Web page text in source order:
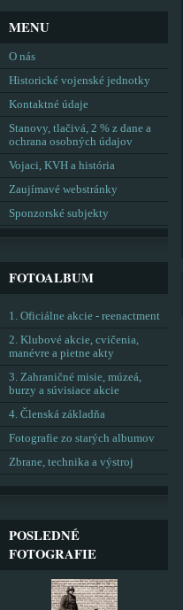
MENU
O nás
Historické vojenské jednotky
Kontaktné údaje
Stanovy, tlačivá, 2 % z dane a
ochrana osobných údajov
Vojaci, KVH a história
Zaujímavé webstránky
Sponzorské subjekty
FOTOALBUM
1. Oficiálne akcie - reenactment
2. Klubové akcie, cvičenia,
manévre a pietne akty
3. Zahraničné misie, múzeá,
burzy a súvisiace akcie
4. Členská základňa
Fotografie zo starých albumov
Zbrane, technika a výstroj
POSLEDNÉ
FOTOGRAFIE